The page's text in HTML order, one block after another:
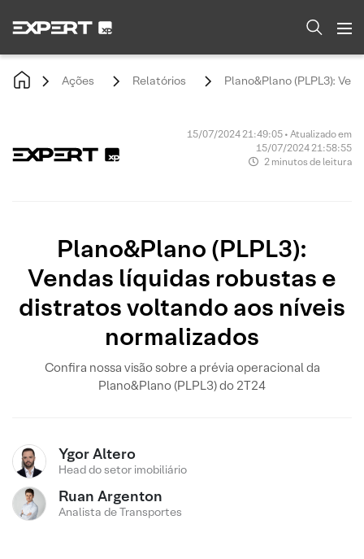
Ações Relatórios Plano&Plano (PLPL3):
15/07/2024 21:49:05 • Atualizado em
15/07/2024 21:58:55
2 minutos de leitura
Plano&Plano (PLPL3):
Vendas líquidas robustas e
distratos voltando aos níveis
normalizados
Confira nossa visão sobre a prévia operacional da
Plano&Plano (PLPL3) do 2T24
Ygor Altero
Head do setor imobiliário
Ruan Argenton
Analista de Transportes